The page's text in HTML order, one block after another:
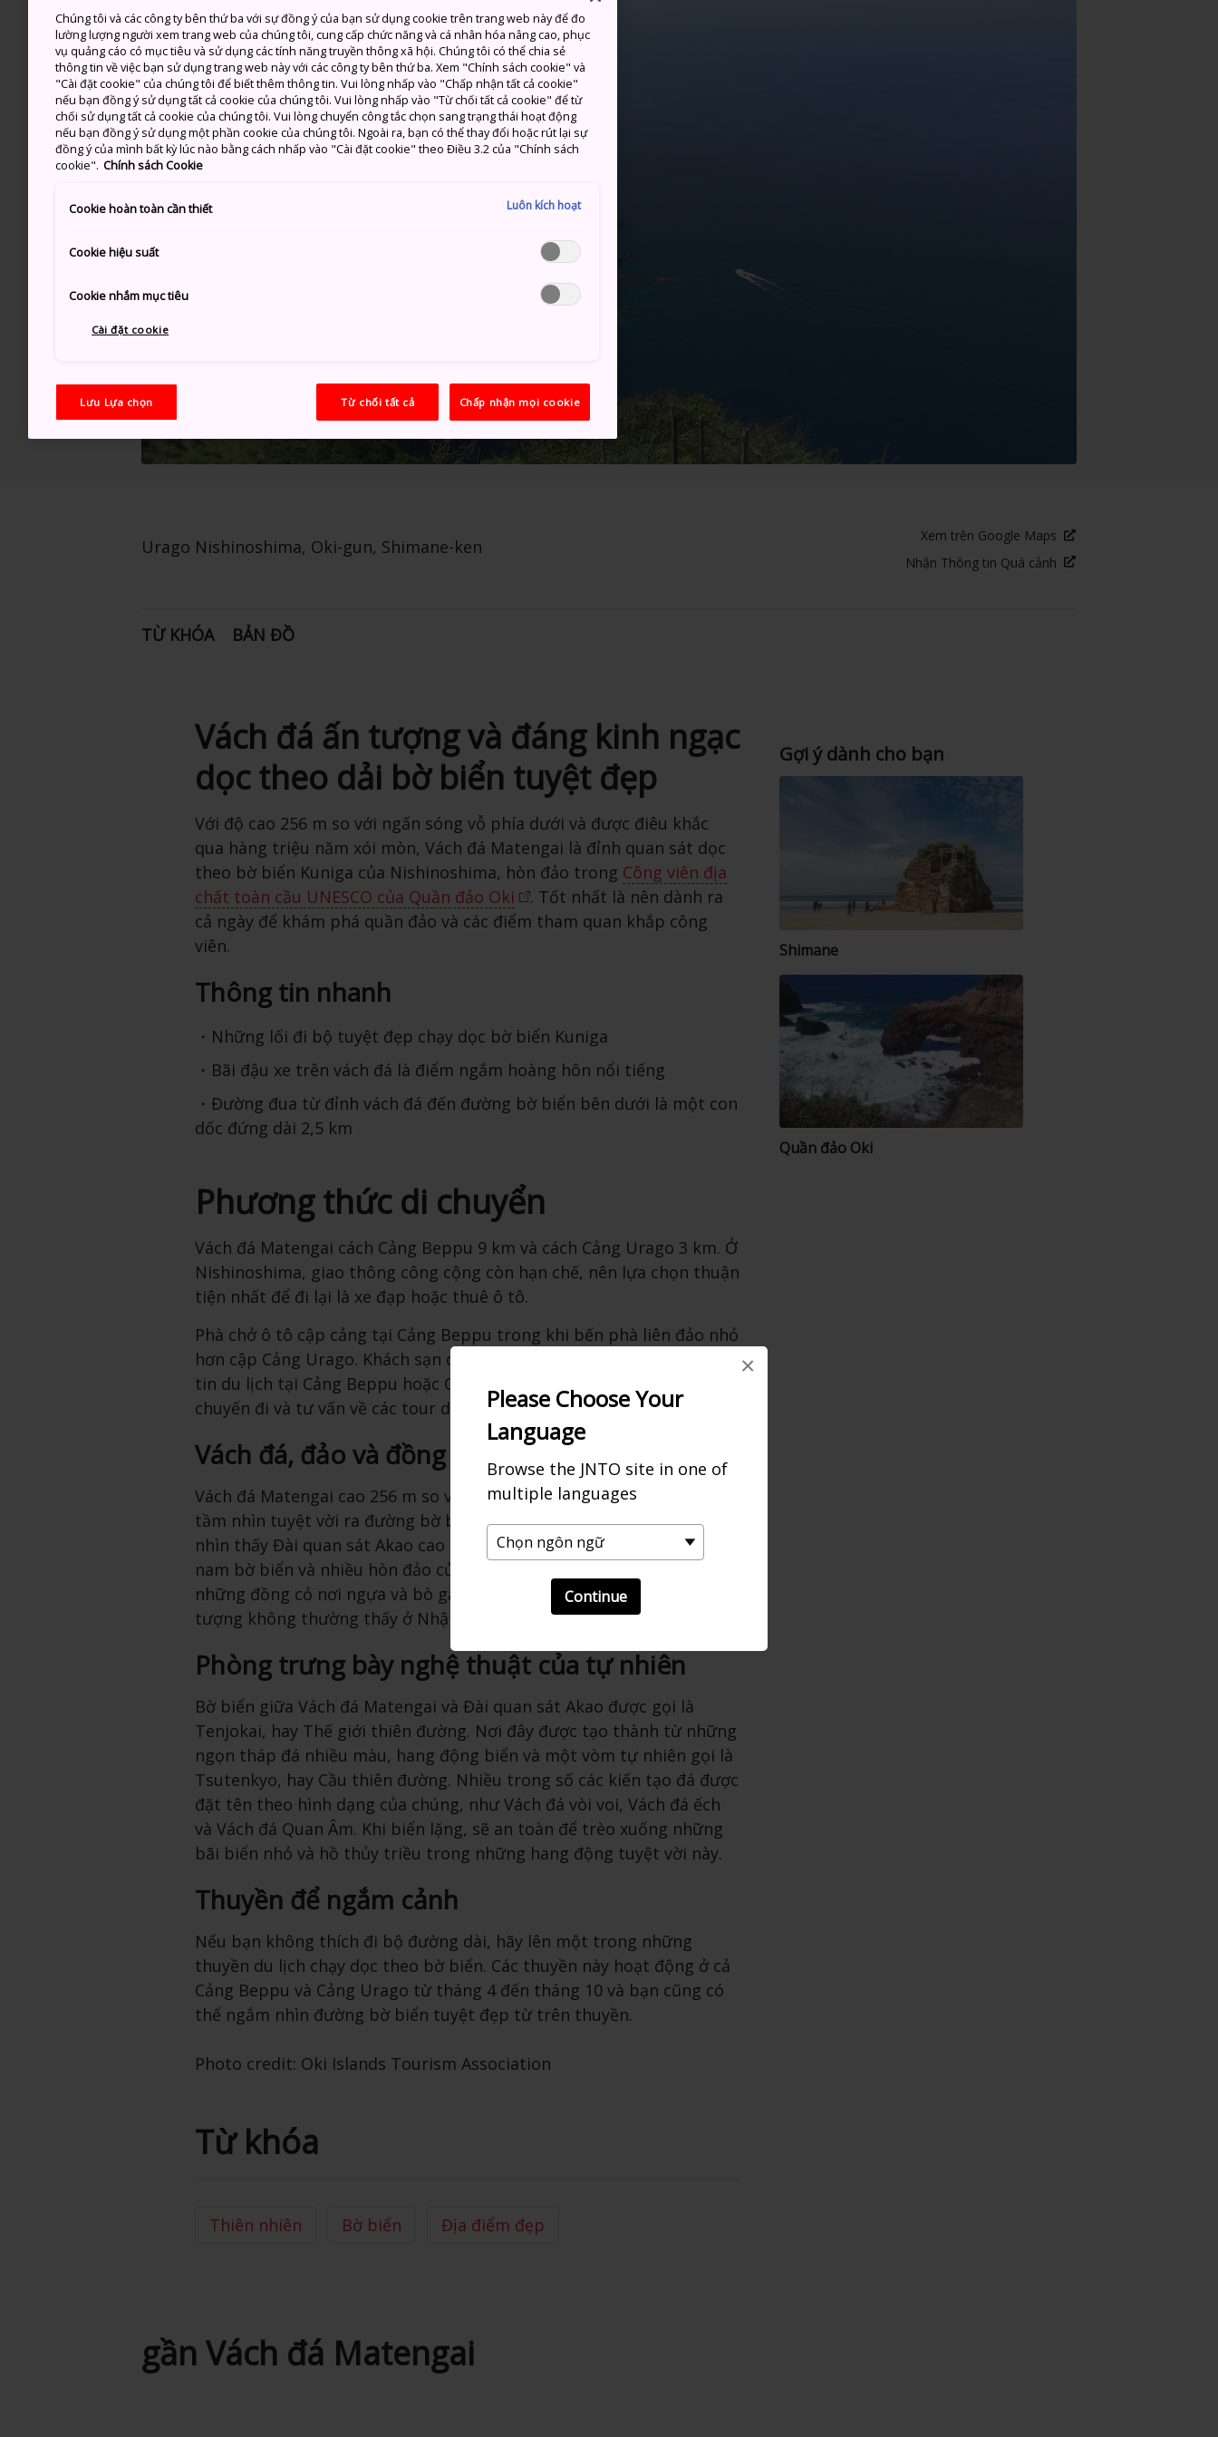
Please Choose Your
Language
Browse the JNTO site in one of
multiple languages
Continue
×
Urago Nishinoshima, Oki-gun, Shimane-ken
Xem trên Google Maps
Nhận Thông tin Quá cảnh
TỪ KHÓA BẢN ĐỒ
Vách đá ấn tượng và đáng kinh ngạc
dọc theo dải bờ biển tuyệt đẹp
Với độ cao 256 m so với ngấn sóng vỗ phía dưới và được điêu khắc
qua hàng triệu năm xói mòn, Vách đá Matengai là đỉnh quan sát dọc
theo bờ biển Kuniga của Nishinoshima, hòn đảo trong Công viên địa
chất toàn cầu UNESCO của Quần đảo Oki
. Tốt nhất là nên dành ra
cả ngày để khám phá quần đảo và các điểm tham quan khắp công
viên.
Thông tin nhanh
Những lối đi bộ tuyệt đẹp chạy dọc bờ biển Kuniga
Bãi đậu xe trên vách đá là điểm ngắm hoàng hôn nổi tiếng
Đường đua từ đỉnh vách đá đến đường bờ biển bên dưới là một con
dốc đứng dài 2,5 km
Phương thức di chuyển
Vách đá Matengai cách Cảng Beppu 9 km và cách Cảng Urago 3 km. Ở
Nishinoshima, giao thông công cộng còn hạn chế, nên lựa chọn thuận
tiện nhất để đi lại là xe đạp hoặc thuê ô tô.
Phà chở ô tô cập cảng tại Cảng Beppu trong khi bến phà liên đảo nhỏ
hơn cập Cảng Urago. Khách sạn của bạn hoặc các văn phòng thông
tin du lịch tại Cảng Beppu hoặc Cảng Urago có thể giúp bạn sắp xếp
chuyến đi và tư vấn về các tour du lịch có tổ chức.
Vách đá, đảo và đồng cỏ
Vách đá Matengai cao 256 m so với ngấn sóng vỗ phía dưới và cho
tầm nhìn tuyệt vời ra đường bờ biển ấn tượng. Từ đây, bạn có thể
nhìn thấy Đài quan sát Akao cao 220 m cách đó vài ki-lô-mét về phía
nam bờ biển và nhiều hòn đảo của Quần đảo Oki. Khu vực này gồm có
những đồng cỏ nơi ngựa và bò gặm cỏ một cách yên bình, cảnh
tượng không thường thấy ở Nhật Bản.
Phòng trưng bày nghệ thuật của tự nhiên
Bờ biển giữa Vách đá Matengai và Đài quan sát Akao được gọi là
Tenjokai, hay Thế giới thiên đường. Nơi đây được tạo thành từ những
ngọn tháp đá nhiều màu, hang động biển và một vòm tự nhiên gọi là
Tsutenkyo, hay Cầu thiên đường. Nhiều trong số các kiến tạo đá được
đặt tên theo hình dạng của chúng, như Vách đá vòi voi, Vách đá ếch
và Vách đá Quan Âm. Khi biển lặng, sẽ an toàn để trèo xuống những
bãi biển nhỏ và hồ thủy triều trong những hang động tuyệt vời này.
Thuyền để ngắm cảnh
Nếu bạn không thích đi bộ đường dài, hãy lên một trong những
thuyền du lịch chạy dọc theo bờ biển. Các thuyền này hoạt động ở cả
Cảng Beppu và Cảng Urago từ tháng 4 đến tháng 10 và bạn cũng có
thể ngắm nhìn đường bờ biển tuyệt đẹp từ trên thuyền.
Photo credit: Oki Islands Tourism Association
Từ khóa
Thiên nhiên Bờ biển Địa điểm đẹp
Gợi ý dành cho bạn
Shimane
Quần đảo Oki
gần Vách đá Matengai
Chúng tôi và các công ty bên thứ ba với sự đồng ý của bạn sử dụng cookie trên trang web này để đo
lường lượng người xem trang web của chúng tôi, cung cấp chức năng và cá nhân hóa nâng cao, phục
vụ quảng cáo có mục tiêu và sử dụng các tính năng truyền thông xã hội. Chúng tôi có thể chia sẻ
thông tin về việc bạn sử dụng trang web này với các công ty bên thứ ba. Xem "Chính sách cookie" và
"Cài đặt cookie" của chúng tôi để biết thêm thông tin. Vui lòng nhấp vào "Chấp nhận tất cả cookie"
nếu bạn đồng ý sử dụng tất cả cookie của chúng tôi. Vui lòng nhấp vào "Từ chối tất cả cookie" để từ
chối sử dụng tất cả cookie của chúng tôi. Vui lòng chuyển công tắc chọn sang trạng thái hoạt động
nếu bạn đồng ý sử dụng một phần cookie của chúng tôi. Ngoài ra, bạn có thể thay đổi hoặc rút lại sự
đồng ý của mình bất kỳ lúc nào bằng cách nhấp vào "Cài đặt cookie" theo Điều 3.2 của "Chính sách
cookie". Chính sách Cookie
Cookie hoàn toàn cần thiết Luôn kích hoạt
Cookie hiệu suất
Cookie nhắm mục tiêu
Cài đặt cookie
Lưu Lựa chọn Từ chối tất cả Chấp nhận mọi cookie